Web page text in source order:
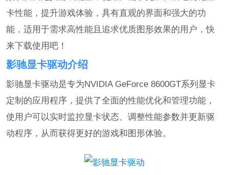
卡性能，提升游戏体验，具有直观的界面和强大的功
能，适用于需求高性能且追求优质图形效果的用户，快
来下载使用吧！
影驰显卡驱动介绍
影驰显卡驱动是专为NVIDIA GeForce 8600GT系列显卡
定制的应用程序，提供了全面的性能优化和管理功能，
使用户可以实时监控显卡状态、调整性能参数并更新驱
动程序，从而获得更好的游戏和图形体验。